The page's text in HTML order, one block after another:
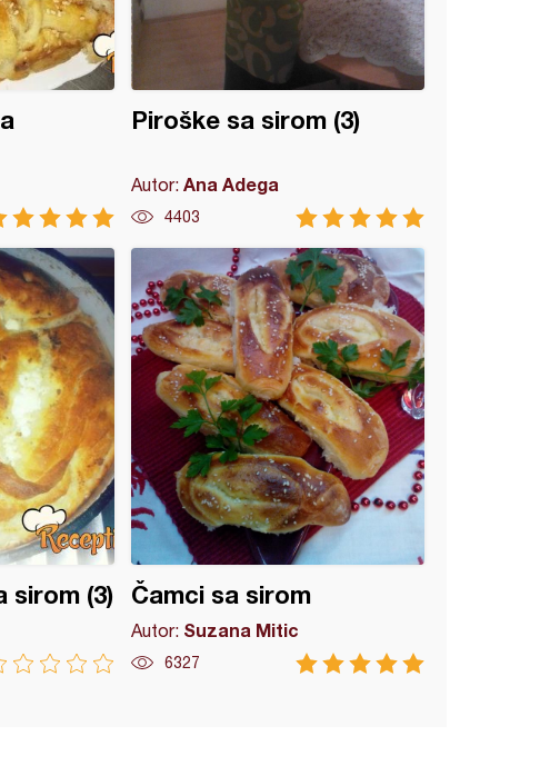
Piroške sa sirom (3)
Autor:Ana Adega
4403
sirom (3) Čamci sa sirom
Autor: Suzana Mitic
6327